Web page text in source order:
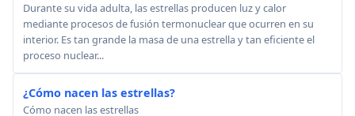
Durante su vida adulta, las estrellas producen luz y calor
mediante procesos de fusión termonuclear que ocurren en su
interior. Es tan grande la masa de una estrella y tan eficiente el
proceso nuclear...
¿Cómo nacen las estrellas?
Cómo nacen las estrellas